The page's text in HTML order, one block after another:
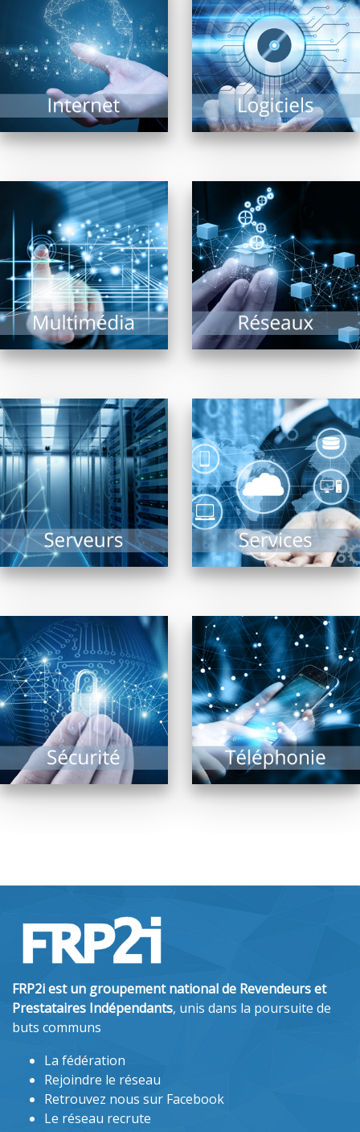
de recherche, matériel
de connexion… Internet
est un vaste univers ou
matériels et logiciels...
EN SAVOIR PLUS
répondant à un besoin
précis est une tâche
complexe tant il...
EN SAVOIR PLUS
Pour la diffusion de
contenus multimédia,
affichage dynamique
intérieur ou extérieur,
bornes interactives,
vidéo projection,
écrans...
EN SAVOIR PLUS
En confiant aux
revendeurs membres
de FRP2i le
déploiement,
l’administration et la
supervision de
systèmes réseaux,...
EN SAVOIR PLUS
Collectivités, TPE, PME,
ou de taille plus
conséquente, le(s)
serveur(s) reste(nt)
dans tous les cas le...
EN SAVOIR PLUS
Sauvegarde, Sécurité,
Solutions Cloud,
Infogérance,
Assistance, PRA, Saas,
réponses aux appels
au secours…
l’informatique n’est
plus...
EN SAVOIR PLUS
Etudier la fiabilité du
système d’informations
d’une entreprise,
assurer sa sécurité
d’accès sont les
missions des...
EN SAVOIR PLUS
La téléphonie est en
révolution depuis
quelques années et les
améliorations
majeures sont à venir
!...
EN SAVOIR PLUS
FRP2i est un groupement national de Revendeurs et
Prestataires Indépendants, unis dans la poursuite de
buts communs
La fédération
Rejoindre le réseau
Retrouvez nous sur Facebook
Le réseau recrute